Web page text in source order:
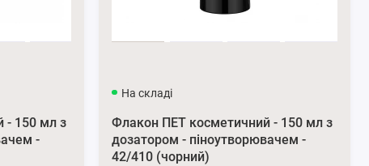
- 150 мл з
-
На складі
Флакон ПЕТ косметичний - 150 мл з
дозатором - піноутворювачем -
42/410 (чорний)